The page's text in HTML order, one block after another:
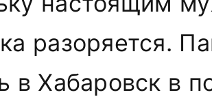
разоряется.
в Хабаровск в